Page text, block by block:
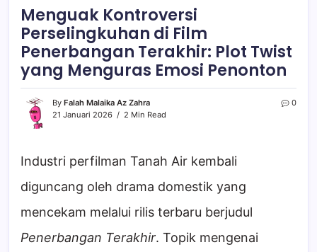
Menguak Kontroversi
Perselingkuhan di Film
Penerbangan Terakhir: Plot Twist
yang Menguras Emosi Penonton
By Falah Malaika Az Zahra
21 Januari 2026
2 Min Read
0
Industri perfilman Tanah Air kembali
diguncang oleh drama domestik yang
mencekam melalui rilis terbaru berjudul
Penerbangan Terakhir. Topik mengenai